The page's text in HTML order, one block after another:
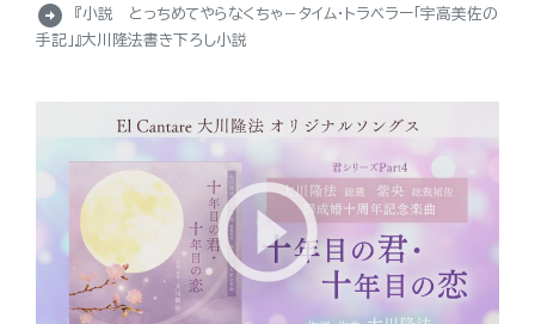
arrow_circle_right
『小説 とっちめてやらなくちゃ－タイム・トラベラー「宇高美佐の
手記」』大川隆法書き下ろし小説